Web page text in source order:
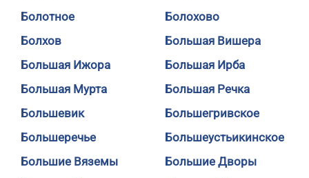
Болотное
Болохово
Болхов
Большая Вишера
Большая Ижора
Большая Ирба
Большая Мурта
Большая Речка
Большевик
Большегривское
Большеречье
Большеустьикинское
Большие Вяземы
Большие Дворы